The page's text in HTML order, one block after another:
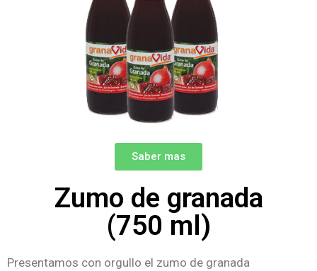
Saber mas
Zumo de granada
(750 ml)
Presentamos con orgullo el zumo de granada